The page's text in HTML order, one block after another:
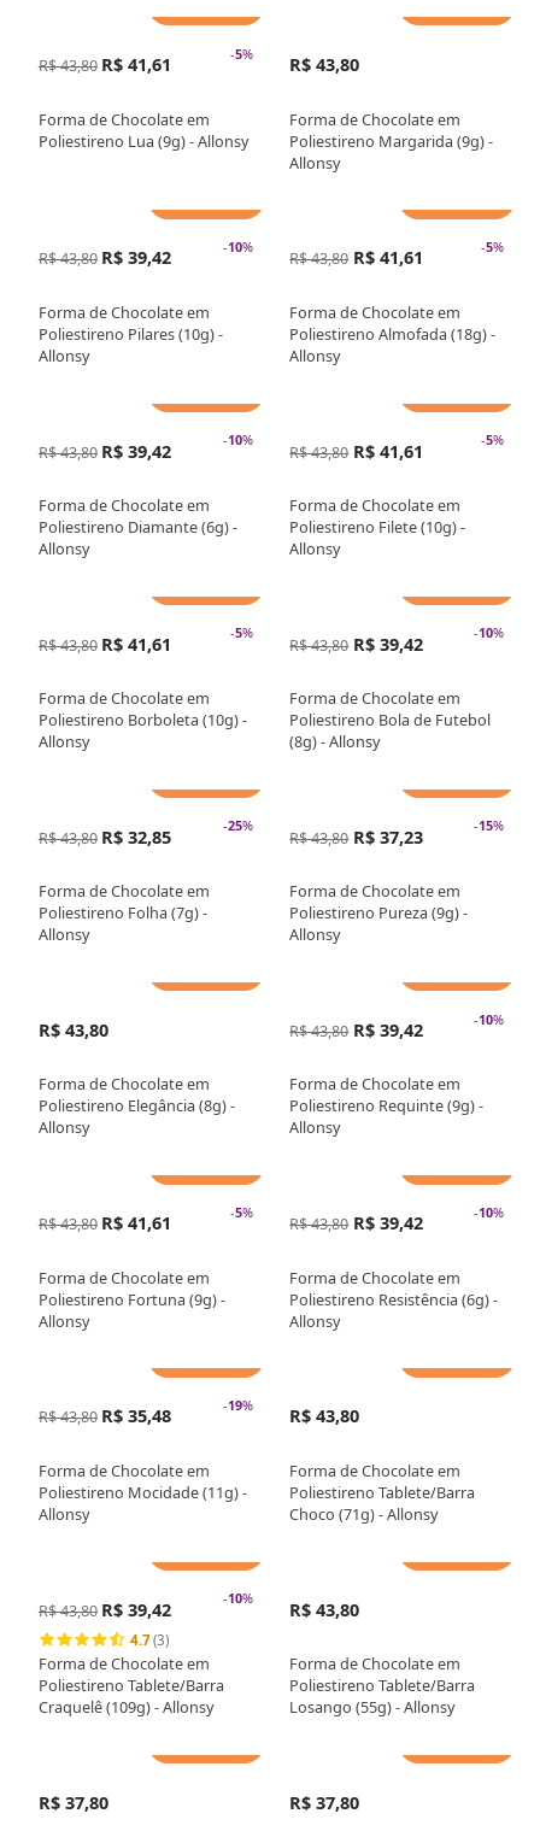
-5%
R$ 43,80 R$ 41,61
Forma de Chocolate em
Poliestireno Lua (9g) - Allonsy
R$ 43,80
Forma de Chocolate em
Poliestireno Margarida (9g) -
Allonsy
-10%
R$ 43,80 R$ 39,42
Forma de Chocolate em
Poliestireno Pilares (10g) -
Allonsy
-5%
R$ 43,80 R$ 41,61
Forma de Chocolate em
Poliestireno Almofada (18g) -
Allonsy
-10%
R$ 43,80 R$ 39,42
Forma de Chocolate em
Poliestireno Diamante (6g) -
Allonsy
-5%
R$ 43,80 R$ 41,61
Forma de Chocolate em
Poliestireno Filete (10g) -
Allonsy
-5%
R$ 43,80 R$ 41,61
Forma de Chocolate em
Poliestireno Borboleta (10g) -
Allonsy
-10%
R$ 43,80 R$ 39,42
Forma de Chocolate em
Poliestireno Bola de Futebol
(8g) - Allonsy
-25%
R$ 43,80 R$ 32,85
Forma de Chocolate em
Poliestireno Folha (7g) -
Allonsy
-15%
R$ 43,80 R$ 37,23
Forma de Chocolate em
Poliestireno Pureza (9g) -
Allonsy
R$ 43,80
Forma de Chocolate em
Poliestireno Elegância (8g) -
Allonsy
-10%
R$ 43,80 R$ 39,42
Forma de Chocolate em
Poliestireno Requinte (9g) -
Allonsy
-5%
R$ 43,80 R$ 41,61
Forma de Chocolate em
Poliestireno Fortuna (9g) -
Allonsy
-10%
R$ 43,80 R$ 39,42
Forma de Chocolate em
Poliestireno Resistência (6g) -
Allonsy
-19%
R$ 43,80 R$ 35,48
Forma de Chocolate em
Poliestireno Mocidade (11g) -
Allonsy
R$ 43,80
Forma de Chocolate em
Poliestireno Tablete/Barra
Choco (71g) - Allonsy
-10%
R$ 43,80 R$ 39,42
4.7(3)
Forma de Chocolate em
Poliestireno Tablete/Barra
Craquelê (109g) - Allonsy
R$ 43,80
Forma de Chocolate em
Poliestireno Tablete/Barra
Losango (55g) - Allonsy
R$ 37,80 R$ 37,80